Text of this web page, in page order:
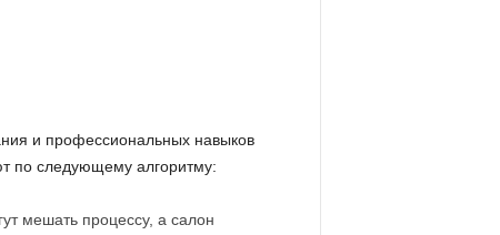
и профессиональных навыков
по следующему алгоритму:
мешать процессу, а салон